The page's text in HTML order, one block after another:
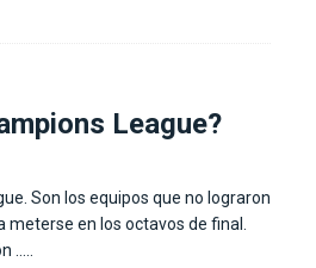
League?
Son los equipos que no lograron
en los octavos de final.